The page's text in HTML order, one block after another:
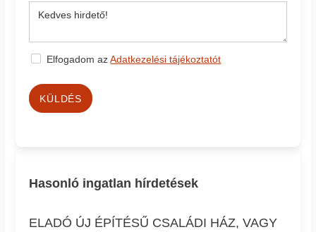
Elfogadom azAdatkezelési tájékoztatót
KÜLDÉS
Hasonló ingatlan hírdetések
ELADÓ ÚJ ÉPÍTÉSŰ CSALÁDI HÁZ, VAGY